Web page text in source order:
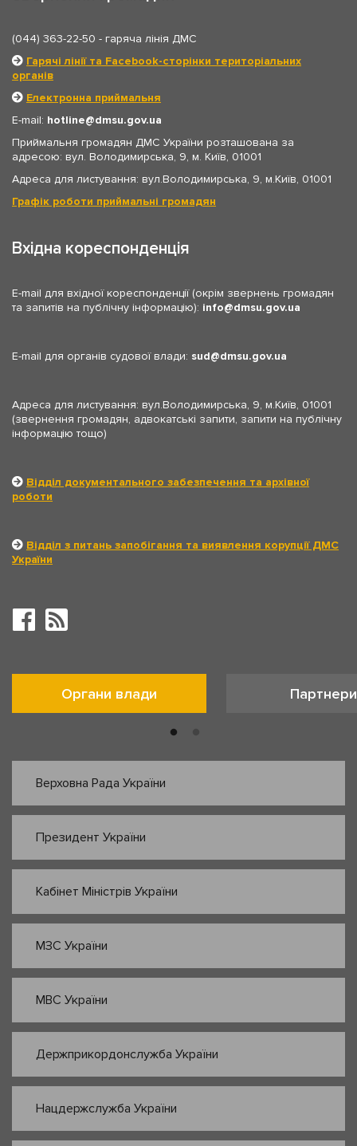
(044) 363-22-50 - гаряча лінія ДМС
Гарячі лінії та Facebook-сторінки територіальних
органів
Електронна приймальня
E-mail: hotline
dmsu.gov.ua
Приймальня громадян ДМС України розташована за
адресою: вул. Володимирська, 9, м. Київ, 01001
Адреса для листування: вул.Володимирська, 9, м.Київ, 01001
Графік роботи приймальні громадян
Вхідна кореспонденція
E-mail для вхідної кореспонденції (окрім звернень громадян
та запитів на публічну інформацію): info dmsu.gov.ua
E-mail для органів судової влади: sud dmsu.gov.ua
Адреса для листування: вул.Володимирська, 9, м.Київ, 01001
(звернення громадян, адвокатські запити, запити на публічну
інформацію тощо)
Відділ документального забезпечення та архівної
роботи
Відділ з питань запобігання та виявлення корупції ДМС
України
Органи влади Партнери
Верховна Рада України
Президент України
Кабінет Міністрів України
МЗС України
МВС України
Держприкордонслужба України
Нацдержслужба України